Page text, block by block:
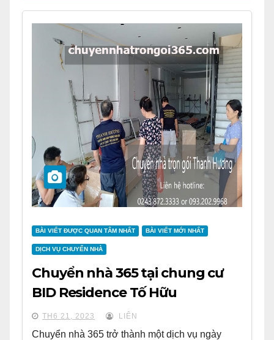
BÀI VIẾT ĐƯỢC QUAN TÂM NHẤT BÀI VIẾT MỚI NHẤT
DỊCH VỤ CHUYỂN NHÀ
Chuyển nhà 365 tại chung cư
BID Residence Tố Hữu
TH6 21, 2023 LIÊN
Chuyển nhà 365 trở thành một dịch vụ ngày